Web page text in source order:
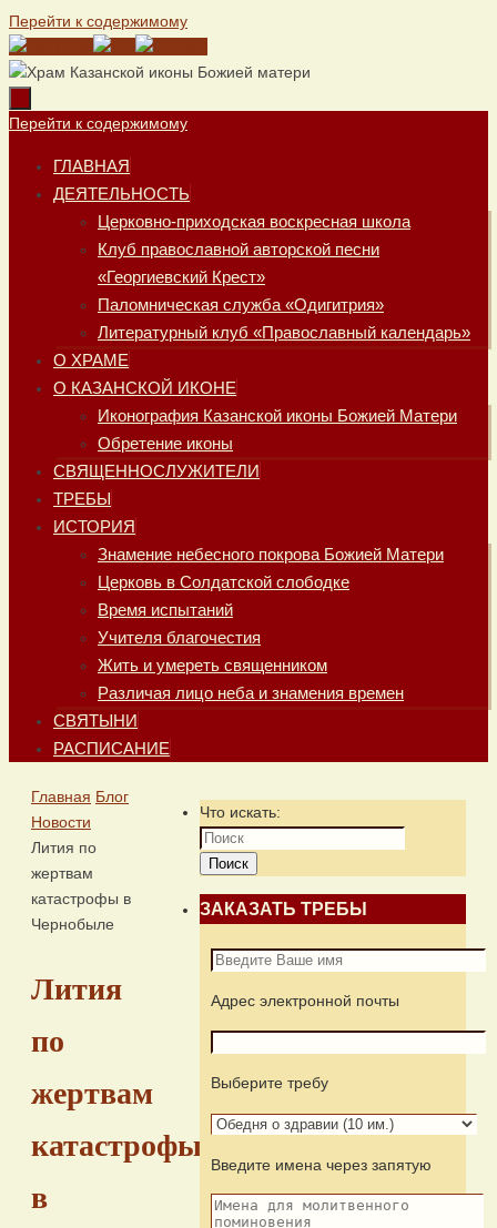
Перейти к содержимому
Перейти к содержимому
ГЛАВНАЯ
ДЕЯТЕЛЬНОСТЬ
Церковно-приходская воскресная школа
Клуб православной авторской песни
«Георгиевский Крест»
Паломническая служба «Одигитрия»
Литературный клуб «Православный календарь»
О ХРАМЕ
О КАЗАНСКОЙ ИКОНЕ
Иконография Казанской иконы Божией Матери
Обретение иконы
СВЯЩЕННОСЛУЖИТЕЛИ
ТРЕБЫ
ИСТОРИЯ
Знамение небесного покрова Божией Матери
Церковь в Солдатской слободке
Время испытаний
Учителя благочестия
Жить и умереть священником
Различая лицо неба и знамения времен
СВЯТЫНИ
РАСПИСАНИЕ
Главная Блог
Новости
Лития по
жертвам
катастрофы в
Чернобыле
Лития
по
жертвам
катастрофы
в
Что искать:
Поиск
ЗАКАЗАТЬ ТРЕБЫ
Адрес электронной почты
Выберите требу
Введите имена через запятую